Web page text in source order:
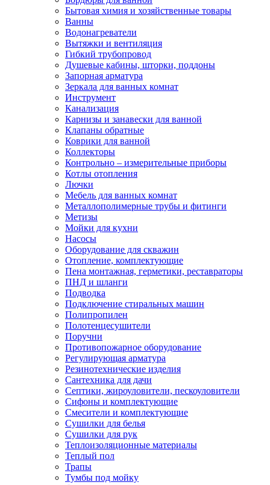
Бытовая химия и хозяйственные товары
Ванны
Водонагреватели
Вытяжки и вентиляция
Гибкий трубопровод
Душевые кабины, шторки, поддоны
Запорная арматура
Зеркала для ванных комнат
Инструмент
Канализация
Карнизы и занавески для ванной
Клапаны обратные
Коврики для ванной
Коллекторы
Контрольно – измерительные приборы
Котлы отопления
Лючки
Мебель для ванных комнат
Металлополимерные трубы и фитинги
Метизы
Мойки для кухни
Насосы
Оборудование для скважин
Отопление, комплектующие
Пена монтажная, герметики, реставраторы
ПНД и шланги
Подводка
Подключение стиральных машин
Полипропилен
Полотенцесушители
Поручни
Противопожарное оборудование
Регулирующая арматура
Резинотехнические изделия
Сантехника для дачи
Септики, жироуловители, пескоуловители
Сифоны и комплектующие
Смесители и комплектующие
Сушилки для белья
Сушилки для рук
Теплоизоляционные материалы
Теплый пол
Трапы
Тумбы под мойку